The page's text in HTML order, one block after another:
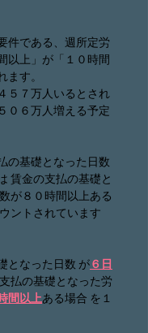
件である、週所定労
以上」が「１０時間
ます。
５７万人いるとされ
０６万人増える予定
の基礎となった日数
賃金の支払の基礎と
が８０時間以上ある
ントされています
となった日数 が６日
払の基礎となった労
間以上ある場合 を１